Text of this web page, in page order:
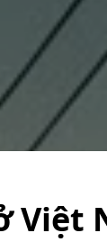
Việt